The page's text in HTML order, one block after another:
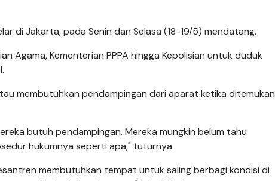
di Jakarta, pada Senin dan Selasa (18-19/5) mendatang.
Agama, Kementerian PPPA hingga Kepolisian untuk duduk
membutuhkan pendampingan dari aparat ketika ditemukan
butuh pendampingan. Mereka mungkin belum tahu
hukumnya seperti apa," tuturnya.
membutuhkan tempat untuk saling berbagi kondisi di